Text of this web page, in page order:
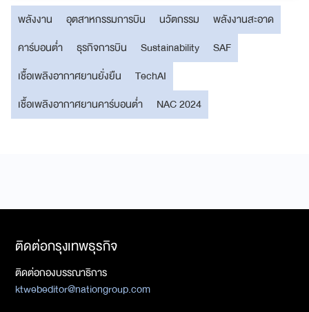
พลังงาน อุตสาหกรรมการบิน นวัตกรรม
พลังงานสะอาด
คาร์บอนต่ำ
ธุรกิจการบิน Sustainability
SAF
เชื้อเพลิงอากาศยานยั่งยืน
TechAI
เชื้อเพลิงอากาศยานคาร์บอนต่ำ
NAC 2024
ติดต่อกรุงเทพธุรกิจ
ติดต่อกองบรรณาธิการ
ktwebeditor@nationgroup.com